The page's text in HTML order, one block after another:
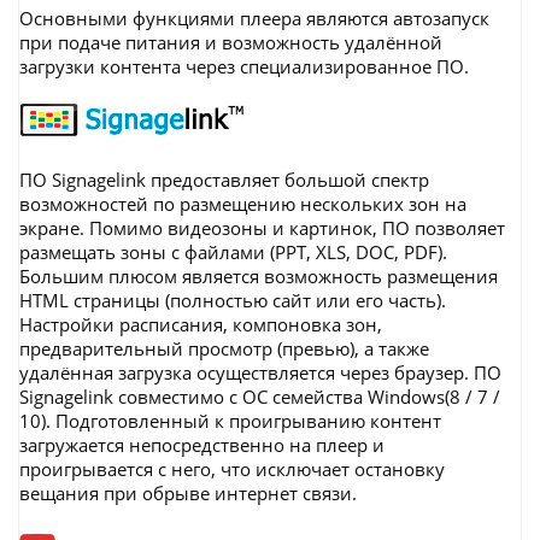
Основными функциями плеера являются автозапуск
при подаче питания и возможность удалённой
загрузки контента через специализированное ПО.
ПО Signagelink предоставляет большой спектр
возможностей по размещению нескольких зон на
экране. Помимо видеозоны и картинок, ПО позволяет
размещать зоны с файлами (PPT, XLS, DOC, PDF).
Большим плюсом является возможность размещения
HTML страницы (полностью сайт или его часть).
Настройки расписания, компоновка зон,
предварительный просмотр (превью), а также
удалённая загрузка осуществляется через браузер. ПО
Signagelink совместимо с ОС семейства Windows(8 / 7 /
10). Подготовленный к проигрыванию контент
загружается непосредственно на плеер и
проигрывается с него, что исключает остановку
вещания при обрыве интернет связи.